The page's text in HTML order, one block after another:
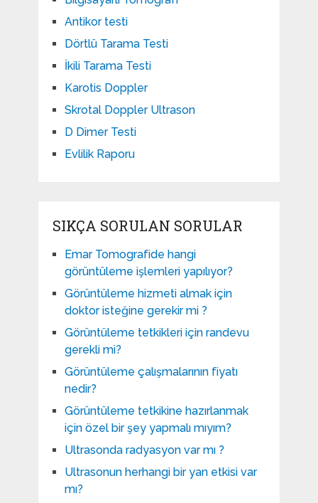
Antikor testi
Dörtlü Tarama Testi
İkili Tarama Testi
Karotis Doppler
Skrotal Doppler Ultrason​
D Dimer Testi
Evlilik Raporu
SIKÇA SORULAN SORULAR
Emar Tomografide hangi
görüntüleme işlemleri yapılıyor?
Görüntüleme hizmeti almak için
doktor isteğine gerekir mi ?
Görüntüleme tetkikleri için randevu
gerekli mi?
Görüntüleme çalışmalarının fiyatı
nedir?
Görüntüleme tetkikine hazırlanmak
için özel bir şey yapmalı mıyım?
Ultrasonda radyasyon var mı ?
Ultrasonun herhangi bir yan etkisi var
mı?